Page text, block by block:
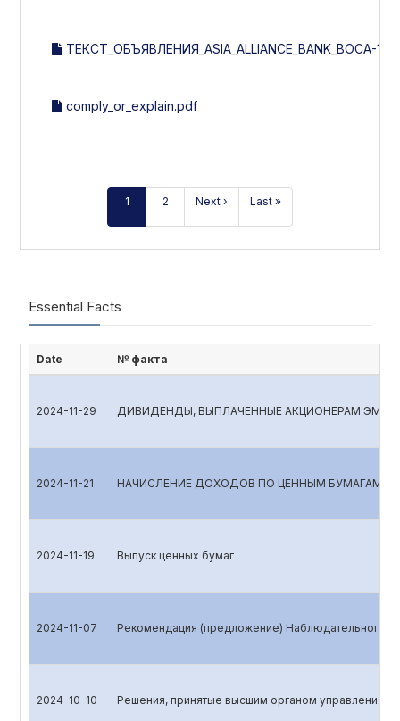
ТЕКСТ_ОБЪЯВЛЕНИЯ_ASIA_ALLIANCE_BANK_ВОСА-1-
comply_or_explain.pdf
1 2 Next › Last »
Essential Facts
Date № факта
2024-11-29 ДИВИДЕНДЫ, ВЫПЛАЧЕННЫЕ АКЦИОНЕРАМ
2024-11-21 НАЧИСЛЕНИЕ ДОХОДОВ ПО ЦЕННЫМ БУМАГАМ
2024-11-19 Выпуск ценных бумаг
2024-11-07 Рекомендация (предложение) Наблюдательного
2024-10-10 Решения, принятые высшим органом управления